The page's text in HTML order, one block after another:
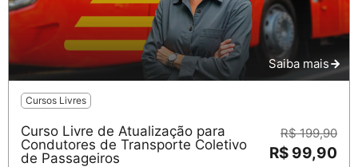
Saiba mais
Cursos Livres
Curso Livre de Atualização para
Condutores de Transporte Coletivo
de Passageiros
R$ 199,90
R$ 99,90